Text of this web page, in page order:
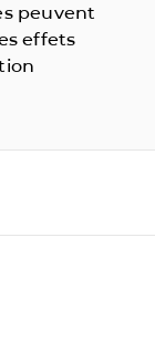
peuvent
effets